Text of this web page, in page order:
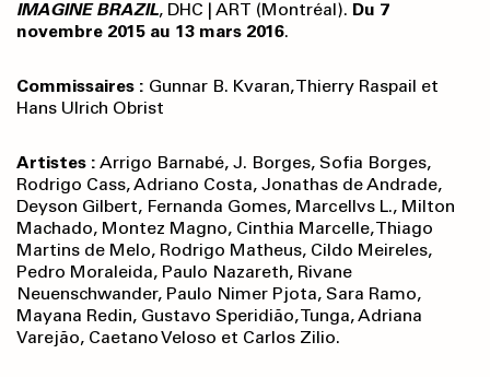
IMAGINE BRAZIL, DHC | ART (Montréal). Du 7
novembre 2015 au 13 mars 2016.
Commissaires : Gunnar B. Kvaran, Thierry Raspail et
Hans Ulrich Obrist
Artistes : Arrigo Barnabé, J. Borges, Sofia Borges,
Rodrigo Cass, Adriano Costa, Jonathas de Andrade,
Deyson Gilbert, Fernanda Gomes, Marcellvs L., Milton
Machado, Montez Magno, Cinthia Marcelle, Thiago
Martins de Melo, Rodrigo Matheus, Cildo Meireles,
Pedro Moraleida, Paulo Nazareth, Rivane
Neuenschwander, Paulo Nimer Pjota, Sara Ramo,
Mayana Redin, Gustavo Speridião, Tunga, Adriana
Varejão, Caetano Veloso et Carlos Zilio.